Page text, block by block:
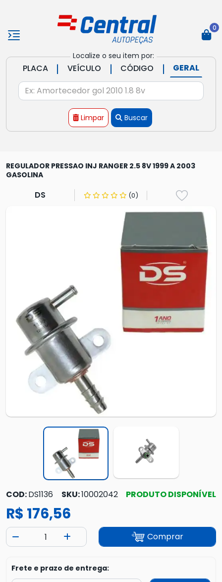
Localize o seu item por:
PLACA | VEÍCULO | CÓDIGO | GERAL
Limpar Buscar
0
REGULADOR PRESSAO INJ RANGER 2.5 8V 1999 A 2003
GASOLINA
DS (0)
COD:DS1136 SKU:10002042 PRODUTO DISPONÍVEL
R$ 176,56
Comprar
Frete e prazo de entrega: